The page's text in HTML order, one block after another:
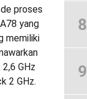
proses
yang
memiliki
GHz
2 GHz.
8
9